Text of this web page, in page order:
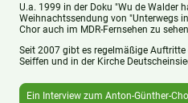
U.a. 1999 in der Doku "Wu de Walder
Weihnachtssendung von "Unterwegs
Chor auch im MDR-Fernsehen zu
Seit 2007 gibt es regelmäßige Auftritte
Seiffen und in der Kirche
Ein Interview zum Anton-Günther-